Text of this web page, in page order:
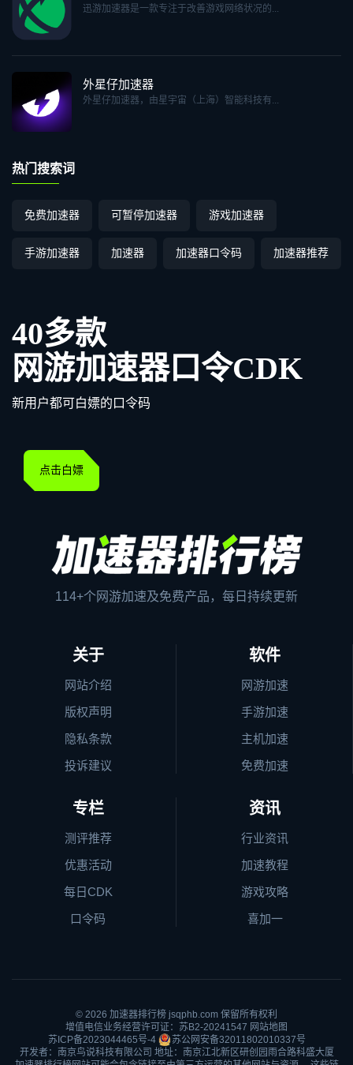
迅游加速器是一款专注于改善游戏网络状况的...
外星仔加速器
外星仔加速器，由星宇宙（上海）智能科技有...
热门搜索词
免费加速器 可暂停加速器 游戏加速器
手游加速器 加速器 加速器口令码 加速器推荐
40多款
网游加速器口令CDK
新用户都可白嫖的口令码
点击白嫖
114+个网游加速及免费产品，每日持续更新
关于
网站介绍
版权声明
隐私条款
投诉建议
软件
网游加速
手游加速
主机加速
免费加速
专栏
测评推荐
优惠活动
每日CDK
口令码
资讯
行业资讯
加速教程
游戏攻略
喜加一
© 2026 加速器排行榜 jsqphb.com 保留所有权利
增值电信业务经营许可证：苏B2-20241547 网站地图
苏ICP备2023044465号-4
苏公网安备32011802010337号
开发者：南京鸟说科技有限公司 地址：南京江北新区研创园雨合路科盛大厦